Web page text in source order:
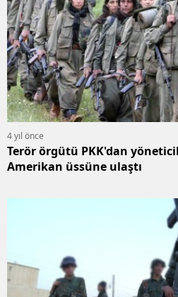
4 yıl önce
Terör örgütü PKK'dan
Amerikan üssüne ulaştı